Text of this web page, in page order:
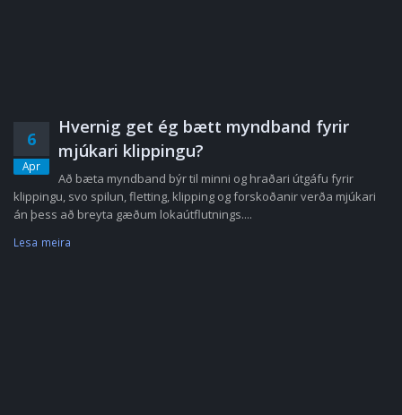
6
Apr
Hvernig get ég bætt myndband fyrir
mjúkari klippingu?
Að bæta myndband býr til minni og hraðari útgáfu fyrir
klippingu, svo spilun, fletting, klipping og forskoðanir verða mjúkari
án þess að breyta gæðum lokaútflutnings....
Lesa meira